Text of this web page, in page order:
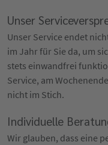
Unser
Unser Service endet
im Jahr für Sie da, um
stets einwandfrei
Service, am
nicht im Stich.
Individuelle
Wir glauben, dass eine